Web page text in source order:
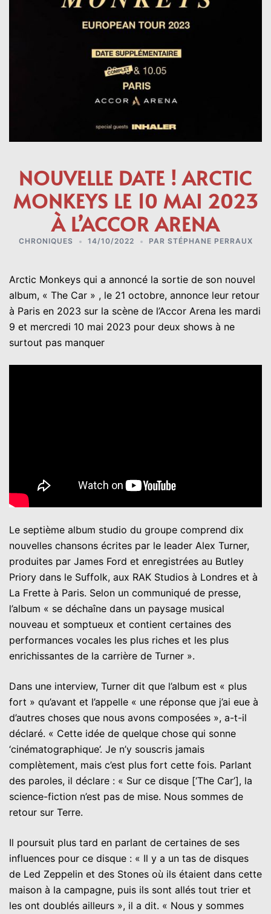
NOUVELLE DATE ! ARCTIC
MONKEYS LE 10 MAI 2023
À L’ACCOR ARENA
CHRONIQUES 14/10/2022 PAR STÉPHANE PERRAUX
Arctic Monkeys qui a annoncé la sortie de son nouvel
album, « The Car » , le 21 octobre, annonce leur retour
à Paris en 2023 sur la scène de l’Accor Arena les mardi
9 et mercredi 10 mai 2023 pour deux shows à ne
surtout pas manquer
Le septième album studio du groupe comprend dix
nouvelles chansons écrites par le leader Alex Turner,
produites par James Ford et enregistrées au Butley
Priory dans le Suffolk, aux RAK Studios à Londres et à
La Frette à Paris. Selon un communiqué de presse,
l’album « se déchaîne dans un paysage musical
nouveau et somptueux et contient certaines des
performances vocales les plus riches et les plus
enrichissantes de la carrière de Turner ».
Dans une interview, Turner dit que l’album est « plus
fort » qu’avant et l’appelle « une réponse que j’ai eue à
d’autres choses que nous avons composées », a-t-il
déclaré. « Cette idée de quelque chose qui sonne
‘cinématographique’. Je n’y souscris jamais
complètement, mais c’est plus fort cette fois. Parlant
des paroles, il déclare : « Sur ce disque [‘The Car’], la
science-fiction n’est pas de mise. Nous sommes de
retour sur Terre.
Il poursuit plus tard en parlant de certaines de ses
influences pour ce disque : « Il y a un tas de disques
de Led Zeppelin et des Stones où ils étaient dans cette
maison à la campagne, puis ils sont allés tout trier et
les ont doublés ailleurs », il a dit. « Nous y sommes